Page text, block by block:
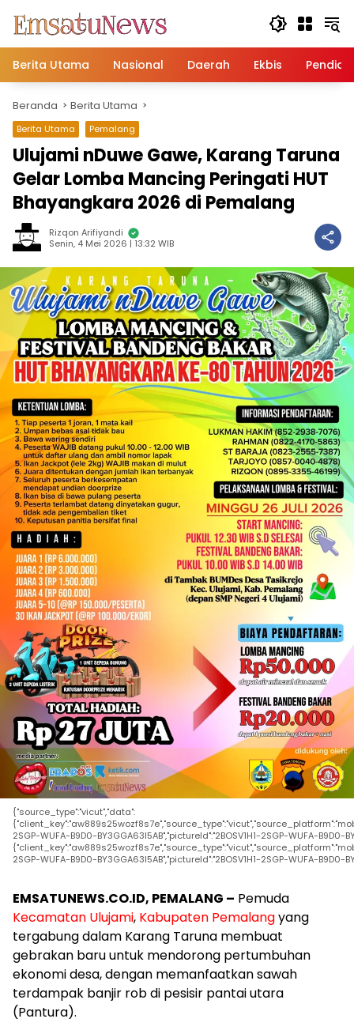
konten
Berita Utama
Nasional Daerah Ekbis
Beranda Berita Utama
Berita Utama Pemalang
Ulujami nDuwe Gawe, Karang Taruna
Gelar Lomba Mancing Peringati HUT
Bhayangkara 2026 di Pemalang
Rizqon Arifiyandi
Senin, 4 Mei 2026 | 13:32 WIB
{"source_type":"vicut","data":
2SGP-WUFA-B9D0-BY3GGA63I5AB","pictureId":"2BOSV1H1-2SGP-WUFA-
2SGP-WUFA-B9D0-BY3GGA63I5AB","pictureId":"2BOSV1H1-2SGP-WUFA-
EMSATUNEWS.CO.ID, PEMALANG – Pemuda
Kecamatan Ulujami, Kabupaten Pemalangyang
tergabung dalam Karang Taruna membuat
gebrakan baru untuk mendorong pertumbuhan
ekonomi desa, dengan memanfaatkan sawah
terdampak banjir rob di pesisir pantai utara
(Pantura).